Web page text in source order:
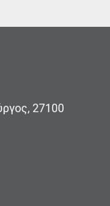
27100